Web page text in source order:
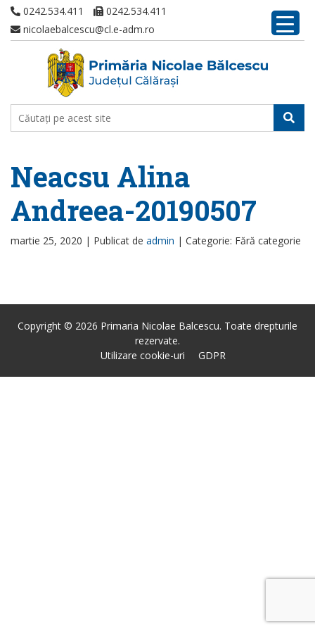
0242.534.411
0242.534.411
nicolaebalcescu@cl.e-adm.ro
Neacsu Alina
Andreea-20190507
martie 25, 2020 | Publicat de admin | Categorie: Fără categorie
Copyright © 2026 Primaria Nicolae Balcescu. Toate drepturile
rezervate.
Utilizare cookie-uri
GDPR